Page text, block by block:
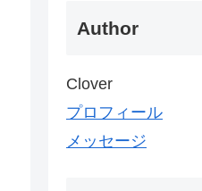
Author
Clover
プロフィール
メッセージ